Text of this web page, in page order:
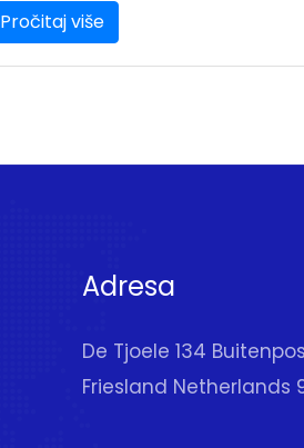
Pročitaj više
Adresa
De Tjoele 134
Friesland Netherlands